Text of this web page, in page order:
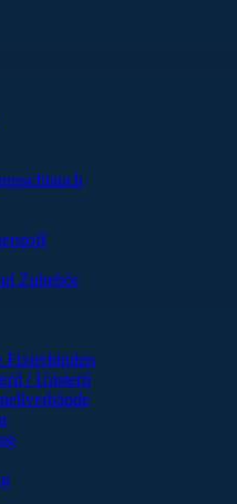
Zubehör
Fixierbinden
/ Unsteril